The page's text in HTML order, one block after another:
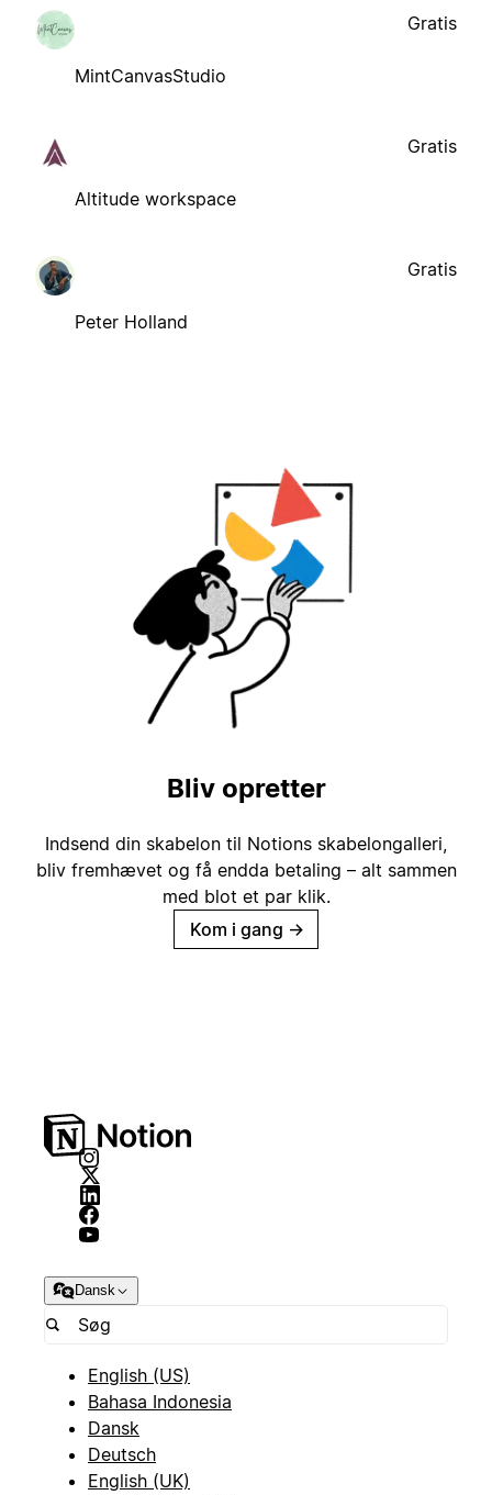
MintCanvasStudio
Gratis
Altitude workspace
Gratis
Peter Holland
Gratis
Bliv opretter
Indsend din skabelon til Notions skabelongalleri,
bliv fremhævet og få endda betaling – alt sammen
med blot et par klik.
Kom i gang →
Dansk
English (US)
Bahasa Indonesia
Dansk
Deutsch
English (UK)